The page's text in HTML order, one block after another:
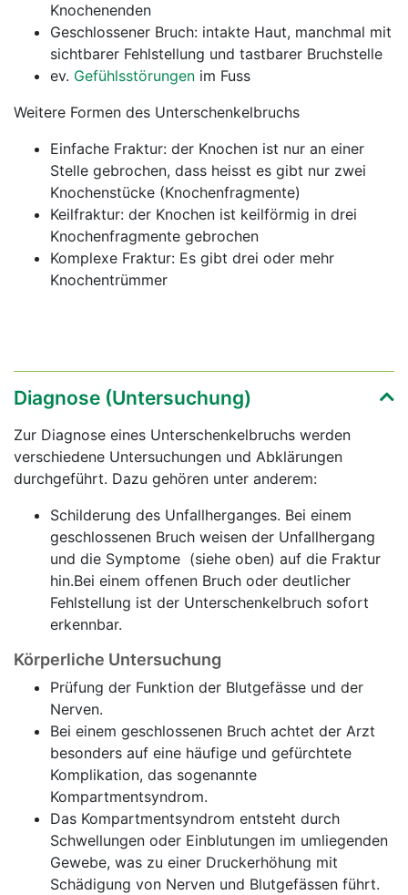
Knochenenden
Geschlossener Bruch: intakte Haut, manchmal mit
sichtbarer Fehlstellung und tastbarer Bruchstelle
ev. Gefühlsstörungen im Fuss
Weitere Formen des Unterschenkelbruchs
Einfache Fraktur: der Knochen ist nur an einer
Stelle gebrochen, dass heisst es gibt nur zwei
Knochenstücke (Knochenfragmente)
Keilfraktur: der Knochen ist keilförmig in drei
Knochenfragmente gebrochen
Komplexe Fraktur: Es gibt drei oder mehr
Knochentrümmer
Diagnose (Untersuchung)
Zur Diagnose eines Unterschenkelbruchs werden
verschiedene Untersuchungen und Abklärungen
durchgeführt. Dazu gehören unter anderem:
Schilderung des Unfallherganges. Bei einem
geschlossenen Bruch weisen der Unfallhergang
und die Symptome (siehe oben) auf die Fraktur
hin.Bei einem offenen Bruch oder deutlicher
Fehlstellung ist der Unterschenkelbruch sofort
erkennbar.
Körperliche Untersuchung
Prüfung der Funktion der Blutgefässe und der
Nerven.
Bei einem geschlossenen Bruch achtet der Arzt
besonders auf eine häufige und gefürchtete
Komplikation, das sogenannte
Kompartmentsyndrom.
Das Kompartmentsyndrom entsteht durch
Schwellungen oder Einblutungen im umliegenden
Gewebe, was zu einer Druckerhöhung mit
Schädigung von Nerven und Blutgefässen führt.